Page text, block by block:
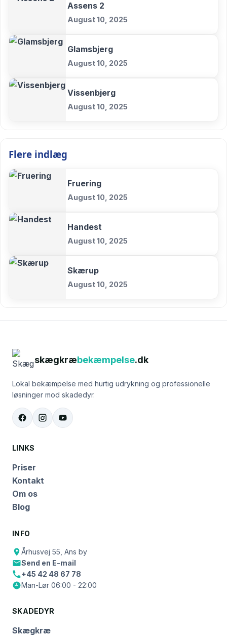
Assens 2
August 10, 2025
Glamsbjerg
August 10, 2025
Vissenbjerg
August 10, 2025
Flere indlæg
Fruering
August 10, 2025
Handest
August 10, 2025
Skærup
August 10, 2025
skægkræbekæmpelse.dk
Lokal bekæmpelse med hurtig udrykning og professionelle
løsninger mod skadedyr.
LINKS
Priser
Kontakt
Om os
Blog
INFO
Århusvej 55, Ans by
Send en E-mail
+45 42 48 67 78
Man-Lør 06:00 - 22:00
SKADEDYR
Skægkræ